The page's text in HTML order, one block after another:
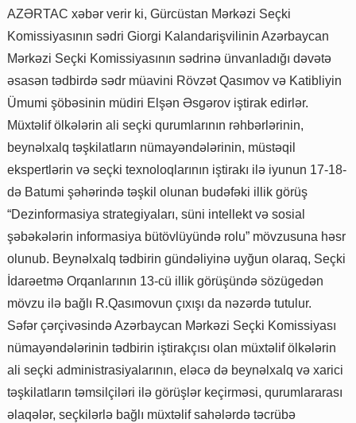
AZƏRTAC xəbər verir ki, Gürcüstan Mərkəzi Seçki
Komissiyasının sədri Giorgi Kalandarişvilinin Azərbaycan
Mərkəzi Seçki Komissiyasının sədrinə ünvanladığı dəvətə
əsasən tədbirdə sədr müavini Rövzət Qasımov və Katibliyin
Ümumi şöbəsinin müdiri Elşən Əsgərov iştirak edirlər.
Müxtəlif ölkələrin ali seçki qurumlarının rəhbərlərinin,
beynəlxalq təşkilatların nümayəndələrinin, müstəqil
ekspertlərin və seçki texnoloqlarının iştirakı ilə iyunun 17-18-
də Batumi şəhərində təşkil olunan budəfəki illik görüş
“Dezinformasiya strategiyaları, süni intellekt və sosial
şəbəkələrin informasiya bütövlüyündə rolu” mövzusuna həsr
olunub. Beynəlxalq tədbirin gündəliyinə uyğun olaraq, Seçki
İdarəetmə Orqanlarının 13-cü illik görüşündə sözügedən
mövzu ilə bağlı R.Qasımovun çıxışı da nəzərdə tutulur.
Səfər çərçivəsində Azərbaycan Mərkəzi Seçki Komissiyası
nümayəndələrinin tədbirin iştirakçısı olan müxtəlif ölkələrin
ali seçki administrasiyalarının, eləcə də beynəlxalq və xarici
təşkilatların təmsilçiləri ilə görüşlər keçirməsi, qurumlararası
əlaqələr, seçkilərlə bağlı müxtəlif sahələrdə təcrübə